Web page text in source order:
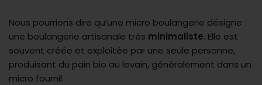
Nous pourrions dire qu’une micro boulangerie désigne
une boulangerie artisanale très minimaliste. Elle est
souvent créée et exploitée par une seule personne,
produisant du pain bio au levain, généralement dans un
micro fournil.